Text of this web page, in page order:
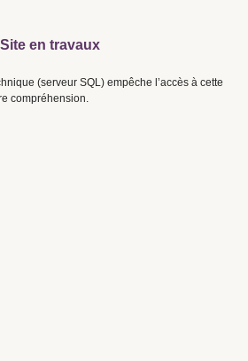
Site en travaux
(serveur SQL) empêche l’accès à cette
compréhension.